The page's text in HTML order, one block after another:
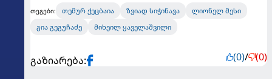
თეგები: თემურ ქეცბაია ზვიად სიჭინავა
ლიონელ მესი
გია გეგუჩაძე
მიხეილ ყაველაშვილი
გაზიარება: (0)/ (0)